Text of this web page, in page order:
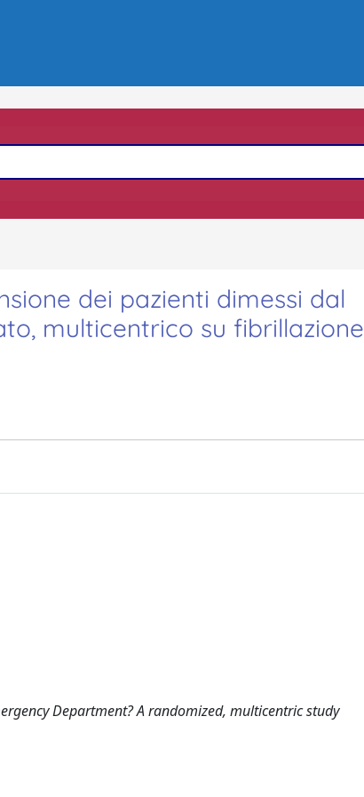
dei pazienti dimessi dal
multicentrico su fibrillazione
Department? A randomized, multicentric study